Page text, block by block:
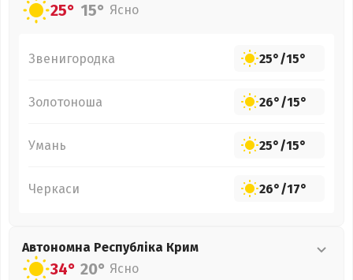
25° 15° Ясно
Звенигородка 25°/15°
Золотоноша 26°/15°
Умань 25°/15°
Черкаси 26°/17°
Автономна Республіка Крим
34° 20° Ясно